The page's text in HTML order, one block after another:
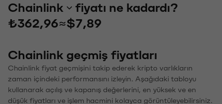
Chainlink
fiyatı ne kadardı?
₺362,96≈$7,89
Chainlink geçmiş fiyatları
Chainlink fiyat geçmişini takip ederek kripto varlıkların
zaman içindeki performansını izleyin. Aşağıdaki tabloyu
kullanarak açılış ve kapanış değerlerini, en yüksek ve en
düşük fiyatları ve işlem hacmini kolayca görüntüleyebilirsiniz.